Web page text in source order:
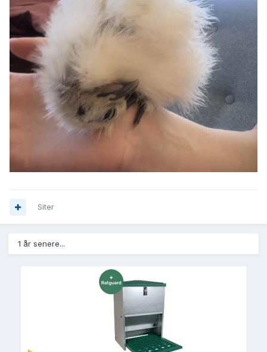
Siter
1 år senere...